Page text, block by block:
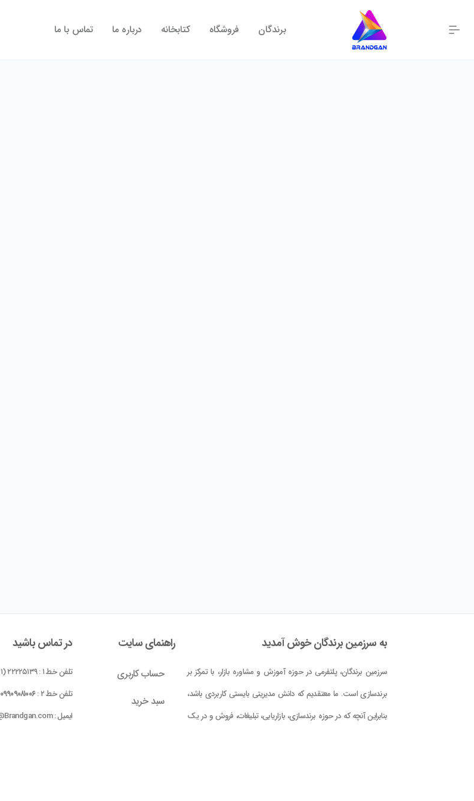
برندگان فروشگاه کتابخانه درباره ما تماس با ما
به سرزمین برندگان خوش آمدید
سرزمین برندگان، پلتفرمی در حوزه آموزش و مشاوره بازار، با تمرکز بر
برندسازی است. ما معتقدیم که دانش مدیریتی بایستی کاربردی باشد،
بنابراین آنچه که در حوزه برندسازی، بازاریابی، تبلیغات، فروش و در یک
راهنمای سایت
حساب کاربری
سبد خرید
در تماس باشید
تلفن خط ۱ : ۲۲۲۲۵۱۳۹ (۰۲۱)
تلفن خط ۲ :
۰۹۹۰۹۰۸۱۰۰۶
ایمیل : info@Brandgan.com